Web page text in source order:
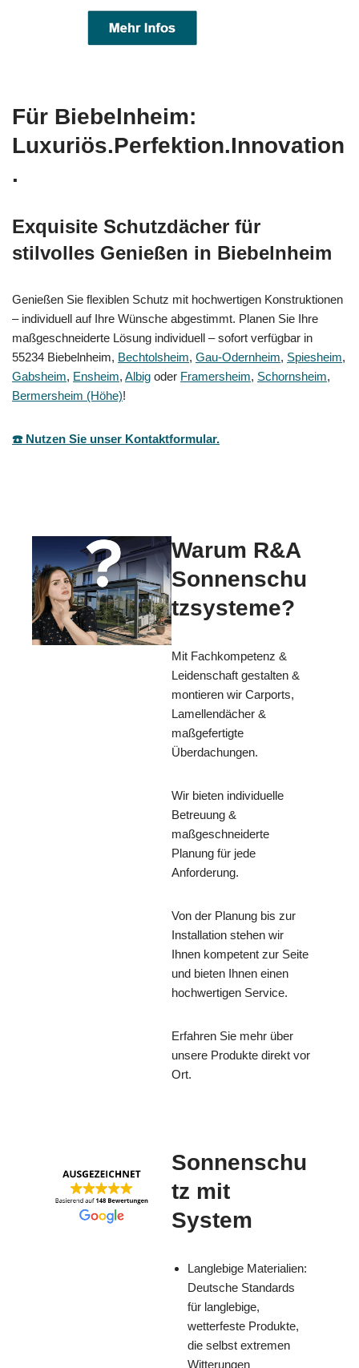
Für Biebelnheim:
Luxuriös.Perfektion.Innovation
.
Exquisite Schutzdächer für
stilvolles Genießen in Biebelnheim
Genießen Sie flexiblen Schutz mit hochwertigen Konstruktionen
– individuell auf Ihre Wünsche abgestimmt. Planen Sie Ihre
maßgeschneiderte Lösung individuell – sofort verfügbar in
55234 Biebelnheim, Bechtolsheim, Gau-Odernheim, Spiesheim,
Gabsheim, Ensheim, Albig oder Framersheim, Schornsheim,
Bermersheim (Höhe)!
☎️ Nutzen Sie unser Kontaktformular.
Warum R&A
Sonnenschu
tzsysteme?
Mit Fachkompetenz &
Leidenschaft gestalten &
montieren wir Carports,
Lamellendächer &
maßgefertigte
Überdachungen.
Wir bieten individuelle
Betreuung &
maßgeschneiderte
Planung für jede
Anforderung.
Von der Planung bis zur
Installation stehen wir
Ihnen kompetent zur Seite
und bieten Ihnen einen
hochwertigen Service.
Erfahren Sie mehr über
unsere Produkte direkt vor
Ort.
Sonnenschu
tz mit
System
Langlebige Materialien:
Deutsche Standards
für langlebige,
wetterfeste Produkte,
die selbst extremen
Witterungen